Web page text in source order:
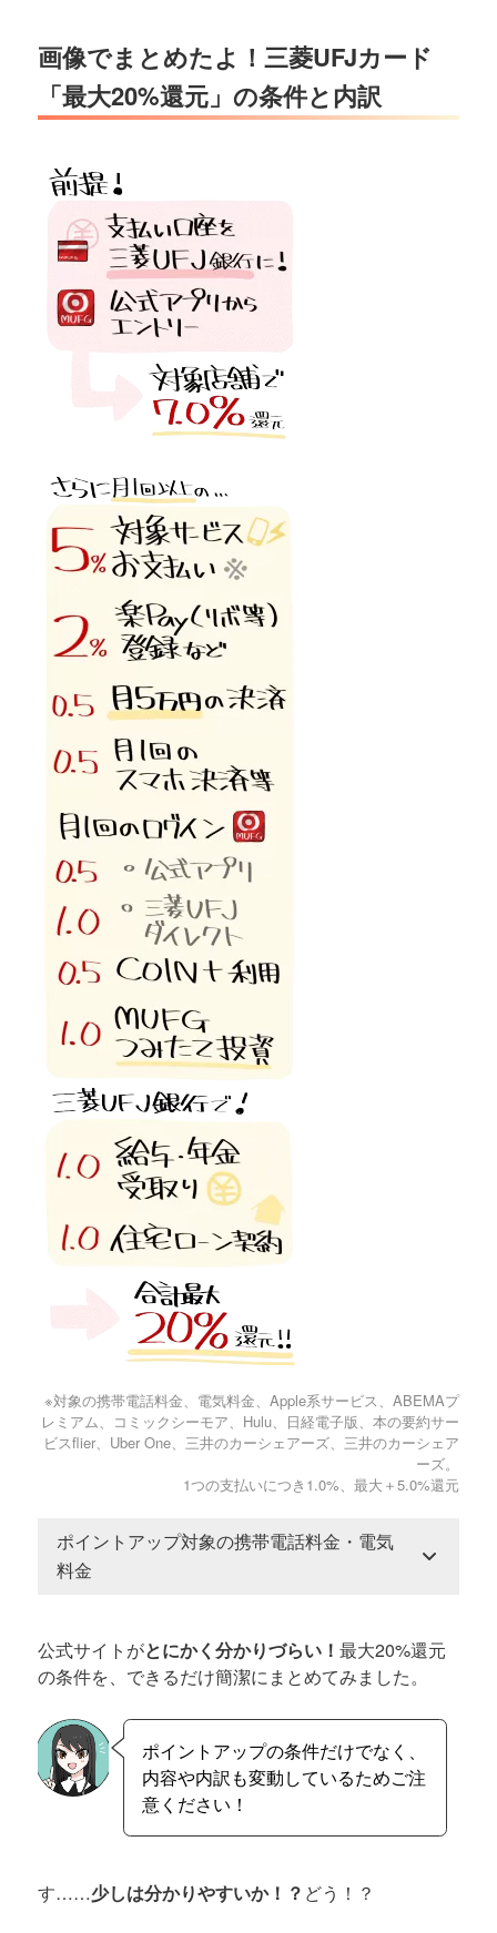
画像でまとめたよ！三菱UFJカード
「最大20%還元」の条件と内訳
※対象の携帯電話料金、電気料金、Apple系サービス、ABEMAプ
レミアム、コミックシーモア、Hulu、日経電子版、本の要約サー
ビスflier、Uber One、三井のカーシェアーズ、三井のカーシェア
ーズ。
1つの支払いにつき1.0%、最大＋5.0%還元
ポイントアップ対象の携帯電話料金・電気
料金
公式サイトがとにかく分かりづらい！最大20%還元
の条件を、できるだけ簡潔にまとめてみました。
ポイントアップの条件だけでなく、
内容や内訳も変動しているためご注
意ください！
す……少しは分かりやすいか！？ どう！？